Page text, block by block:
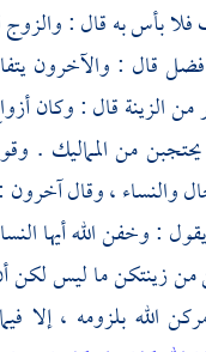
فلا بأس به قال :
قال : والآخرون
الزينة قال : وكان
من المماليك .
والنساء ، وقال آخرون
: وخفن الله أيها
من زينتكن ما ليس لكن
الله بلزومه ، إلا